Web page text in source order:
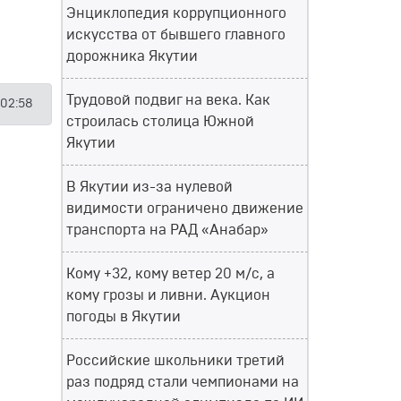
Энциклопедия коррупционного
искусства от бывшего главного
дорожника Якутии
Трудовой подвиг на века. Как
строилась столица Южной
Якутии
В Якутии из-за нулевой
видимости ограничено движение
транспорта на РАД «Анабар»
Кому +32, кому ветер 20 м/с, а
кому грозы и ливни. Аукцион
погоды в Якутии
Российские школьники третий
раз подряд стали чемпионами на